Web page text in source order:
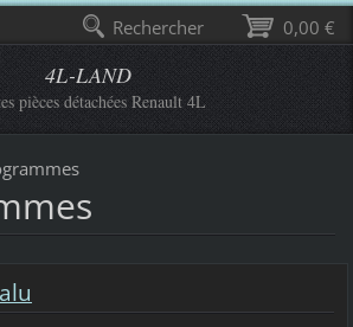
4L-LAND
pièces détachées Renault 4L
0,00 €
Rechercher